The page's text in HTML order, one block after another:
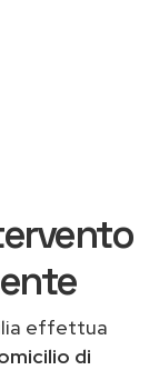
effettua
di